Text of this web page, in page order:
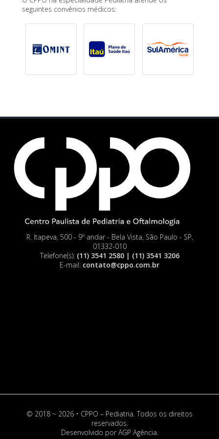
seguintes convênios médicos:
R. Itapeva, 500 - 9º andar - Bela Vista, São Paulo - SP,
01332-010
Telefone(s): (11) 3541 2580 | (11) 3541 3206
E-mail: contato@cppo.com.br
© 2018 ~ 2026 • CPPO – Pediatria. Todos os direitos
reservados.
Desenvolvido por AGP Agência.